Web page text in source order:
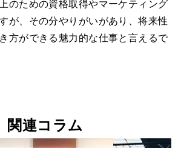
のための資格取得やマーケティング
が、その分やりがいがあり、将来性
方ができる魅力的な仕事と言えるで
関連コラム